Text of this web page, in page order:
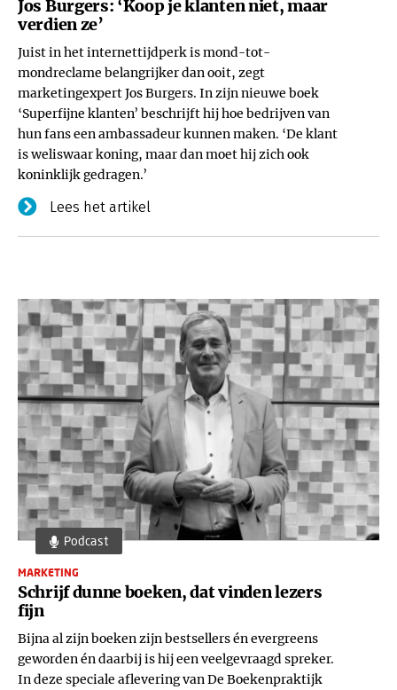
Jos Burgers: ‘Koop je klanten niet, maar
verdien ze’
Juist in het internettijdperk is mond-tot-
mondreclame belangrijker dan ooit, zegt
marketingexpert Jos Burgers. In zijn nieuwe boek
‘Superfijne klanten’ beschrijft hij hoe bedrijven van
hun fans een ambassadeur kunnen maken. ‘De klant
is weliswaar koning, maar dan moet hij zich ook
koninklijk gedragen.’
Lees het artikel
Podcast
MARKETING
Schrijf dunne boeken, dat vinden lezers
fijn
Bijna al zijn boeken zijn bestsellers én evergreens
geworden én daarbij is hij een veelgevraagd spreker.
In deze speciale aflevering van De Boekenpraktijk